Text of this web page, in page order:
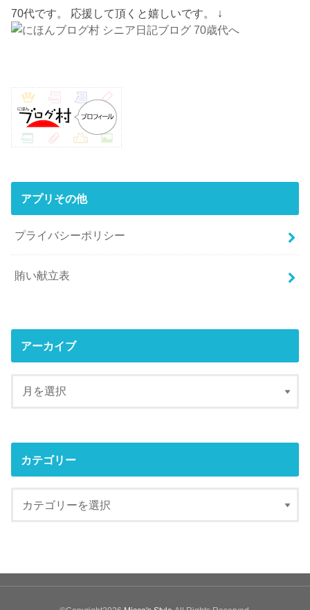
70代です。 応援して頂くと嬉しいです。 ↓
アプリその他
プライバシーポリシー
賄い献立表
アーカイブ
カテゴリー